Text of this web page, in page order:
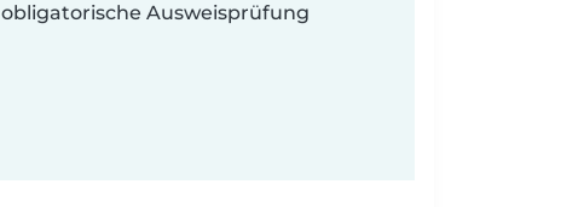
Ausweisprüfung